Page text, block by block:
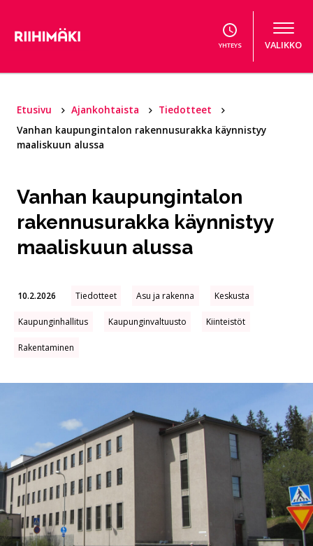
YHTEYS VALIKKO
Etusivu Ajankohtaista
Tiedotteet
Vanhan kaupungintalon rakennusurakka käynnistyy
maaliskuun alussa
Vanhan kaupungintalon
rakennusurakka käynnistyy
maaliskuun alussa
10.2.2026 Tiedotteet Asu ja rakenna Keskusta
Kaupunginhallitus Kaupunginvaltuusto Kiinteistöt
Rakentaminen